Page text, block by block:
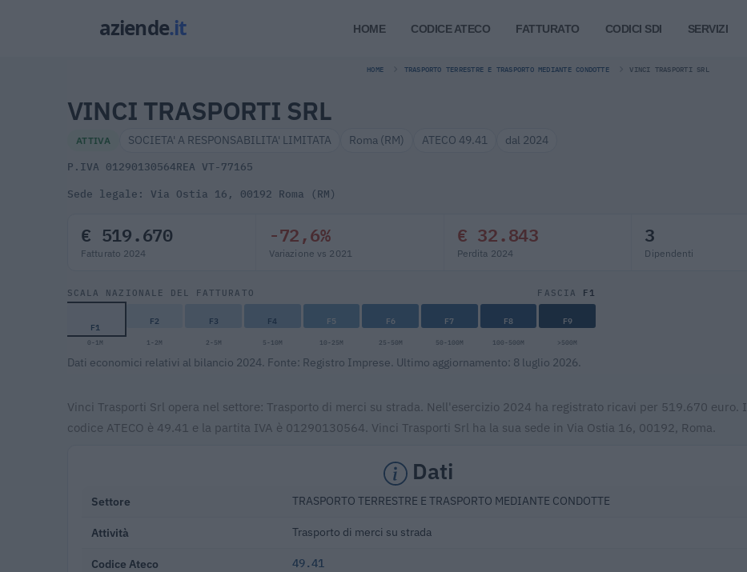
HOME CODICE ATECO FATTURATO CODICI SDI SERVIZI
HOME TRASPORTO TERRESTRE E TRASPORTO MEDIANTE CONDOTTE VINCI TRASPORTI SRL
VINCI TRASPORTI SRL
ATTIVA SOCIETA' A RESPONSABILITA' LIMITATA Roma (RM) ATECO 49.41 dal 2024
P.IVA 01290130564REA VT-77165
Sede legale: Via Ostia 16, 00192 Roma (RM)
€ 519.670
Fatturato 2024
-72,6%
Variazione vs 2021
€ 32.843
Perdita 2024
3
Dipendenti
SCALA NAZIONALE DEL FATTURATO FASCIA F1
F1 F2 F3 F4 F5 F6 F7 F8 F9
0-1M 1-2M 2-5M 5-10M 10-25M 25-50M 50-100M 100-500M >500M
Dati economici relativi al bilancio 2024. Fonte: Registro Imprese. Ultimo aggiornamento: 8 luglio 2026.
Vinci Trasporti Srl opera nel settore: Trasporto di merci su strada. Nell'esercizio 2024 ha registrato ricavi per 519.670 euro. Il
codice ATECO è 49.41 e la partita IVA è 01290130564. Vinci Trasporti Srl ha la sua sede in Via Ostia 16, 00192, Roma.
Dati
Settore TRASPORTO TERRESTRE E TRASPORTO MEDIANTE CONDOTTE
Attività Trasporto di merci su strada
Codice Ateco 49.41